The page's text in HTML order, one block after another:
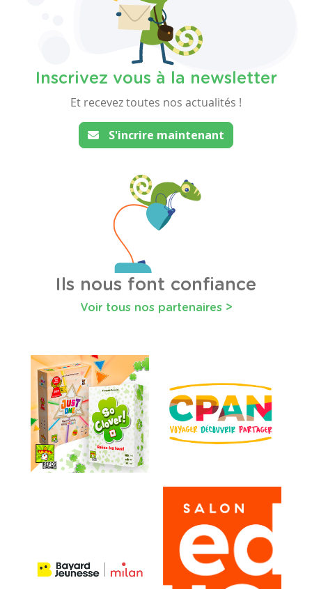
Inscrivez vous à la newsletter
Et recevez toutes nos actualités !
S'incrire maintenant
Ils nous font confiance
Voir tous nos partenaires >